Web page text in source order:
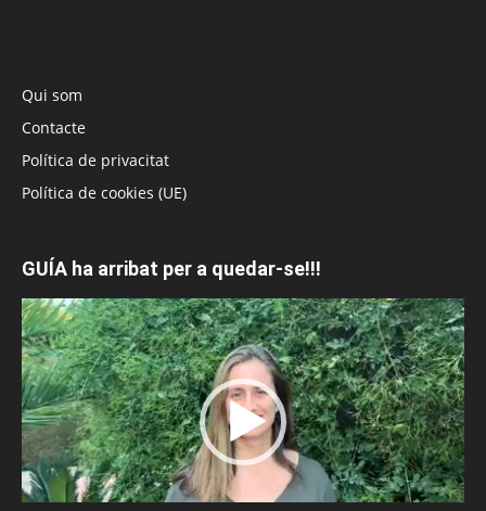
Qui som
Contacte
Política de privacitat
Política de cookies (UE)
GUÍA ha arribat per a quedar-se!!!
Reproductor
de
vídeo